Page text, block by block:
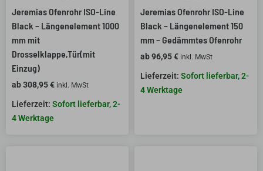
Jeremias Ofenrohr ISO-Line
Black – Längenelement 1000
mm mit
Drosselklappe,Tür(mit
Einzug)
ab308,95€ inkl. MwSt
Sofort lieferbar, 2-
4 Werktage
Jeremias Ofenrohr ISO-Line
Black – Längenelement 150
mm – Gedämmtes Ofenrohr
ab96,95€ inkl. MwSt
Sofort lieferbar, 2-
4 Werktage